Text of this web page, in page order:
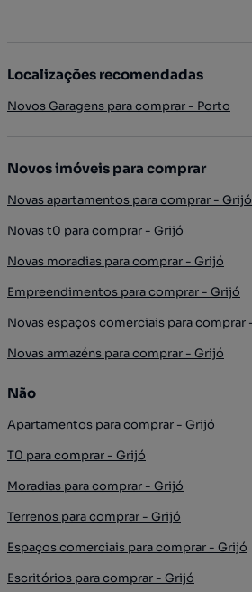
Localizações recomendadas
Novos Garagens para comprar - Porto
Novos imóveis para comprar
Novas apartamentos para comprar - Grijó
Novas t0 para comprar - Grijó
Novas moradias para comprar - Grijó
Empreendimentos para comprar - Grijó
Novas espaços comerciais para comprar
Novas armazéns para comprar - Grijó
Não
Apartamentos para comprar - Grijó
T0 para comprar - Grijó
Moradias para comprar - Grijó
Terrenos para comprar - Grijó
Espaços comerciais para comprar - Grijó
Escritórios para comprar - Grijó